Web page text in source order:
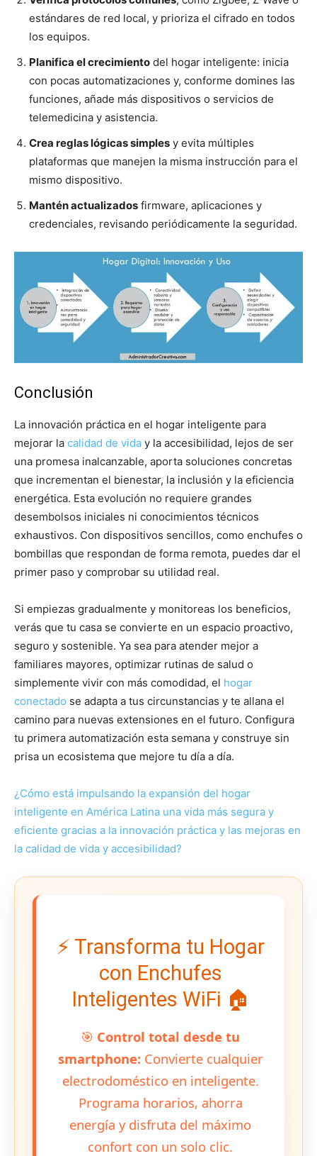
estándares de red local, y prioriza el cifrado en todos
los equipos.
Planifica el crecimiento del hogar inteligente: inicia
con pocas automatizaciones y, conforme domines las
funciones, añade más dispositivos o servicios de
telemedicina y asistencia.
Crea reglas lógicas simples y evita múltiples
plataformas que manejen la misma instrucción para el
mismo dispositivo.
Mantén actualizados firmware, aplicaciones y
credenciales, revisando periódicamente la seguridad.
Conclusión
La innovación práctica en el hogar inteligente para
mejorar la calidad de vida y la accesibilidad, lejos de ser
una promesa inalcanzable, aporta soluciones concretas
que incrementan el bienestar, la inclusión y la eficiencia
energética. Esta evolución no requiere grandes
desembolsos iniciales ni conocimientos técnicos
exhaustivos. Con dispositivos sencillos, como enchufes o
bombillas que respondan de forma remota, puedes dar el
primer paso y comprobar su utilidad real.
Si empiezas gradualmente y monitoreas los beneficios,
verás que tu casa se convierte en un espacio proactivo,
seguro y sostenible. Ya sea para atender mejor a
familiares mayores, optimizar rutinas de salud o
simplemente vivir con más comodidad, el hogar
conectado se adapta a tus circunstancias y te allana el
camino para nuevas extensiones en el futuro. Configura
tu primera automatización esta semana y construye sin
prisa un ecosistema que mejore tu día a día.
¿Cómo está impulsando la expansión del hogar
inteligente en América Latina una vida más segura y
eficiente gracias a la innovación práctica y las mejoras en
la calidad de vida y accesibilidad?
⚡ Transforma tu Hogar
con Enchufes
Inteligentes WiFi 🏠
🎯 Control total desde tu
smartphone:Convierte cualquier
electrodoméstico en inteligente.
Programa horarios, ahorra
energía y disfruta del máximo
confort con un solo clic.